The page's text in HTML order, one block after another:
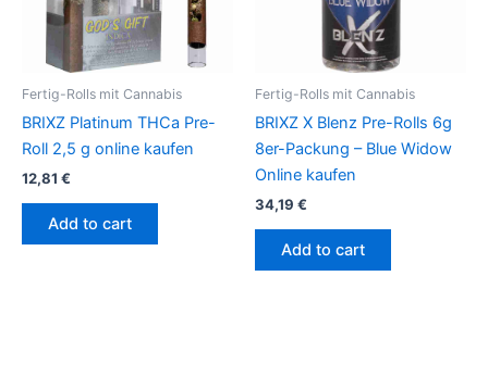
Fertig-Rolls mit Cannabis
BRIXZ Platinum THCa Pre-
Roll 2,5 g online kaufen
12,81 €
Add to cart
Fertig-Rolls mit Cannabis
BRIXZ X Blenz Pre-Rolls 6g
8er-Packung – Blue Widow
Online kaufen
34,19 €
Add to cart